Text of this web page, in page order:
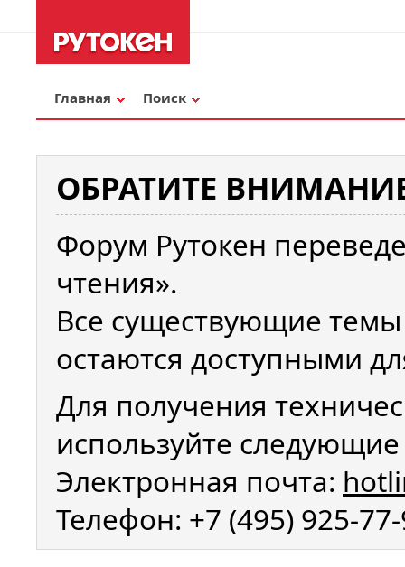
Главная Поиск
ОБРАТИТЕ
Форум Рутокен
чтения».
Все существующие
остаются доступными
Для получения
используйте
Электронная почта:
Телефон: +7 (495) 925-